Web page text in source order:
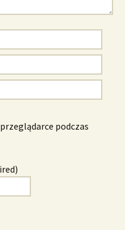
podczas